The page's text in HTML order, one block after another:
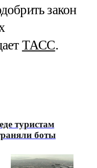
закон
ТАСС.
туристам
боты